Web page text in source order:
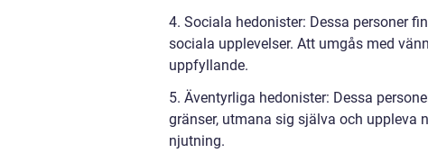
4. Sociala hedonister: Dessa personer
sociala upplevelser. Att umgås med
uppfyllande.
5. Äventyrliga hedonister: Dessa
gränser, utmana sig själva och uppleva
njutning.